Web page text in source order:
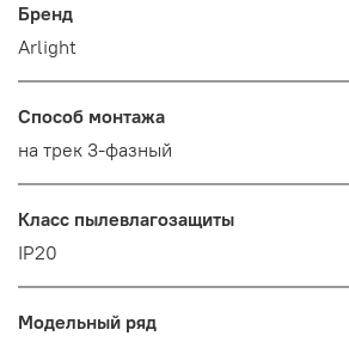
Бренд
Arlight
Способ монтажа
на трек 3-фазный
Класс пылевлагозащиты
IP20
Модельный ряд